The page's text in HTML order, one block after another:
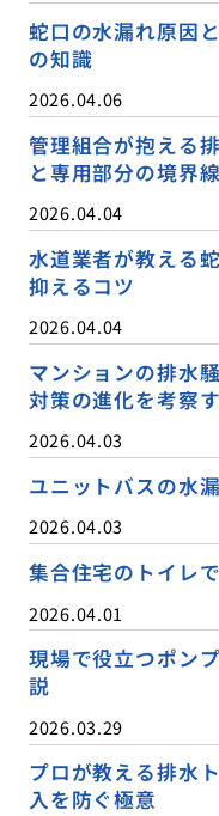
蛇口の水漏れ原因
の知識
2026.04.06
管理組合が抱える
と専用部分の境界線
2026.04.04
水道業者が教える
抑えるコツ
2026.04.04
マンションの排水
対策の進化を考察
2026.04.03
ユニットバスの水
2026.04.03
集合住宅のトイレ
2026.04.01
現場で役立つポン
説
2026.03.29
プロが教える排水
入を防ぐ極意